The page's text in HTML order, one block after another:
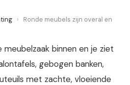
›
Ronde meubels zijn overal en
meubelzaak binnen en je ziet
gebogen banken,
met zachte, vloeiende